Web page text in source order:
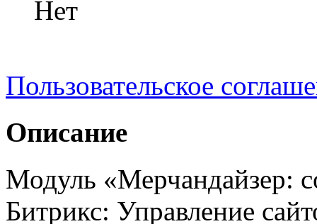
Нет
Пользовательское
Описание
Модуль «Мерчандайзер:
Битрикс: Управление